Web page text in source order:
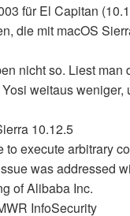
für El Capitan
die mit macOS
nicht so. Liest
weitaus
10.12.5
execute arbitrary
was addressed
of Alibaba Inc.
InfoSecurity